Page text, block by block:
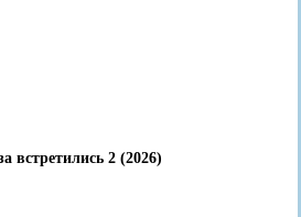
встретились 2 (2026)